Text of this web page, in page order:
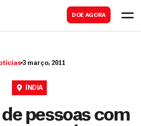
DOE AGORA
3 março, 2011
ÍNDIA
pessoas com
a
r